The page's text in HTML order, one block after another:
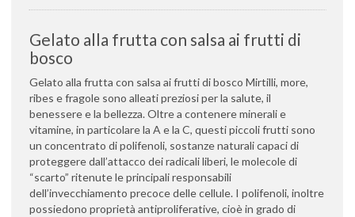
Gelato alla frutta con salsa ai frutti di
bosco
Gelato alla frutta con salsa ai frutti di bosco Mirtilli, more,
ribes e fragole sono alleati preziosi per la salute, il
benessere e la bellezza. Oltre a contenere minerali e
vitamine, in particolare la A e la C, questi piccoli frutti sono
un concentrato di polifenoli, sostanze naturali capaci di
proteggere dall’attacco dei radicali liberi, le molecole di
“scarto” ritenute le principali responsabili
dell’invecchiamento precoce delle cellule. I polifenoli, inoltre
possiedono proprietà antiproliferative, cioè in grado di